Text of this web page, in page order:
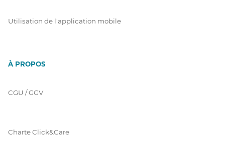
Utilisation de l'application mobile
À PROPOS
CGU / GGV
Charte Click&Care